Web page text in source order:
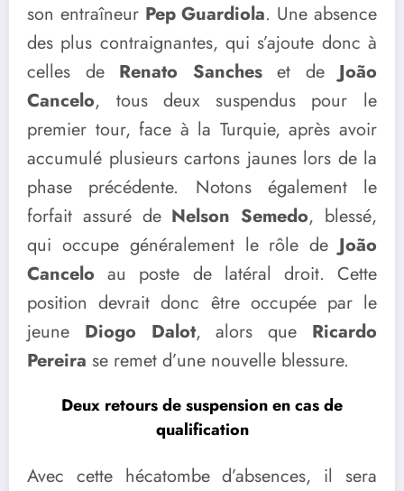
son entraîneur Pep Guardiola. Une absence
des plus contraignantes, qui s’ajoute donc à
celles de Renato Sancheset deJoão
Cancelo, tous deux suspendus pour le
premier tour, face à la Turquie, après avoir
accumulé plusieurs cartons jaunes lors de la
phase précédente. Notons également le
forfait assuré de Nelson Semedo, blessé,
qui occupe généralement le rôle deJoão
Cancelo au poste de latéral droit. Cette
position devrait donc être occupée par le
jeune Diogo Dalot, alors que Ricardo
Pereira se remet d’une nouvelle blessure.
Deux retours de suspension en cas de
qualification
Avec cette hécatombe d’absences, il sera